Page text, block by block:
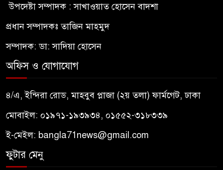
উপদেষ্টা সম্পাদক : সাখাওয়াত হোসেন বাদশা
প্রধান সম্পাদকঃ তাজিন মাহমুদ
সম্পাদক: ডা: সাদিয়া হোসেন
অফিস ও যোগাযোগ
৪/এ, ইন্দিরা রোড, মাহবুব প্লাজা (২য় তলা) ফার্মগেট, ঢাকা
মোবাইল: ০১৯৭১-১৯৩৯৩৪, ০১৫৫২-৩১৮৩৩৯
ই-মেইল: bangla71news@gmail.com
ফুটার মেনু